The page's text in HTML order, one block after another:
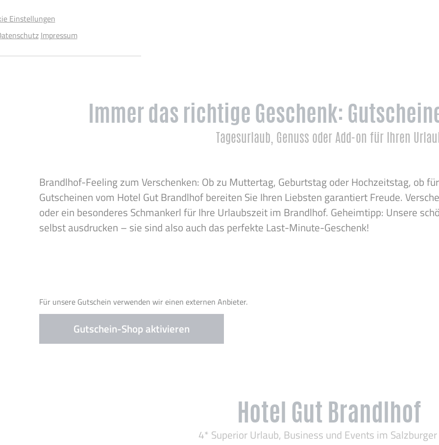
Einstellungen
Impressum
Immer das richtige Geschenk:
Tagesurlaub, Genuss oder Add-on für Ihren
Brandlhof-Feeling zum Verschenken: Ob zu Muttertag, Geburtstag oder Hochzeitstag, ob
Gutscheinen vom Hotel Gut Brandlhof bereiten Sie Ihren Liebsten garantiert Freude.
oder ein besonderes Schmankerl für Ihre Urlaubszeit im Brandlhof. Geheimtipp: Unsere
selbst ausdrucken – sie sind also auch das perfekte Last-Minute-Geschenk!
Für unsere Gutschein verwenden wir einen externen Anbieter.
Gutschein-Shop aktivieren
Hotel Gut Brandlhof
4* Superior Urlaub, Business und Events im